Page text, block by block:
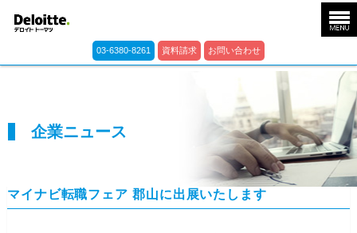
03-6380-8261 資料請求 お問い合わせ
企業ニュース
マイナビ転職フェア 郡山に出展いたします